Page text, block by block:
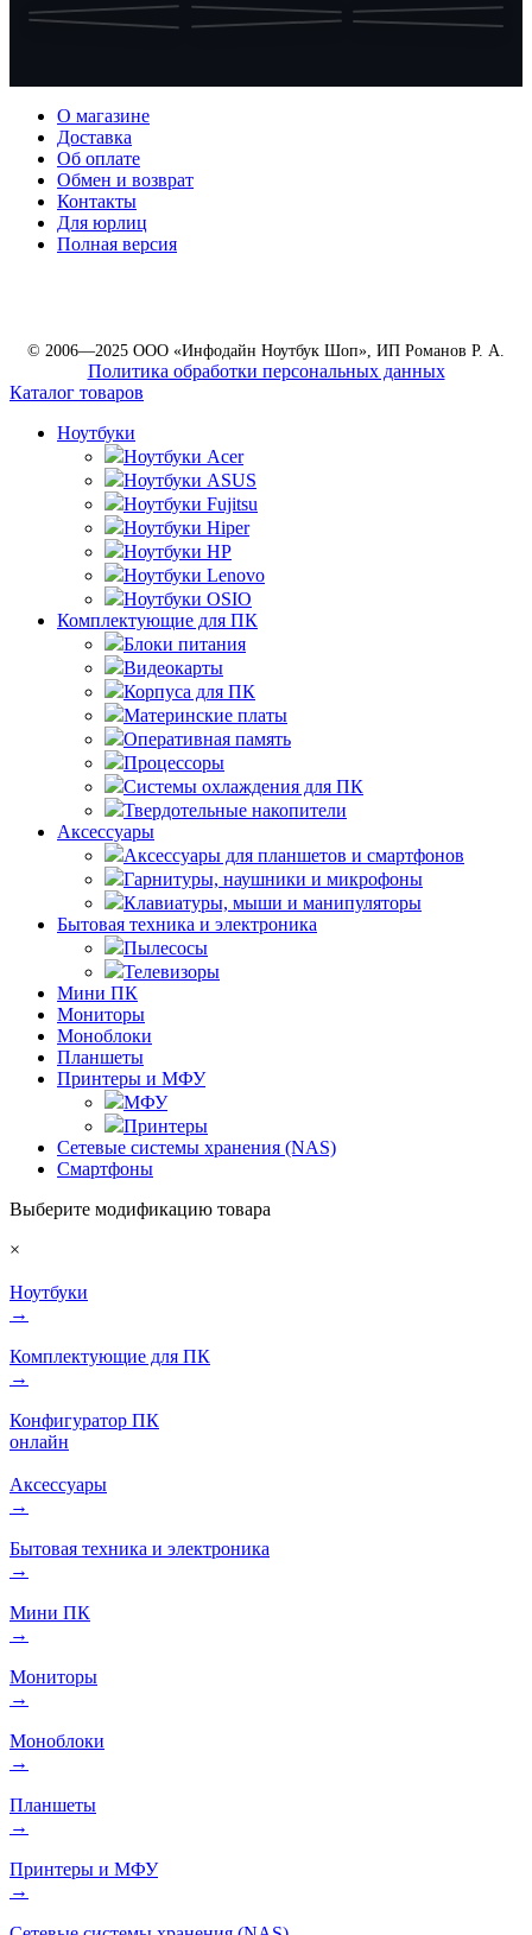
О магазине
Доставка
Об оплате
Обмен и возврат
Контакты
Для юрлиц
Полная версия
© 2006—2025 ООО «Инфодайн Ноутбук Шоп», ИП Романов Р. А.
Политика обработки персональных данных
Каталог товаров
Ноутбуки
Ноутбуки Acer
Ноутбуки ASUS
Ноутбуки Fujitsu
Ноутбуки Hiper
Ноутбуки HP
Ноутбуки Lenovo
Ноутбуки OSIO
Комплектующие для ПК
Блоки питания
Видеокарты
Корпуса для ПК
Материнские платы
Оперативная память
Процессоры
Системы охлаждения для ПК
Твердотельные накопители
Аксессуары
Аксессуары для планшетов и смартфонов
Гарнитуры, наушники и микрофоны
Клавиатуры, мыши и манипуляторы
Бытовая техника и электроника
Пылесосы
Телевизоры
Мини ПК
Мониторы
Моноблоки
Планшеты
Принтеры и МФУ
МФУ
Принтеры
Сетевые системы хранения (NAS)
Смартфоны
Выберите модификацию товара
×
Ноутбуки
→
Комплектующие для ПК
→
Конфигуратор ПК
онлайн
Аксессуары
→
Бытовая техника и электроника
→
Мини ПК
→
Мониторы
→
Моноблоки
→
Планшеты
→
Принтеры и МФУ
→